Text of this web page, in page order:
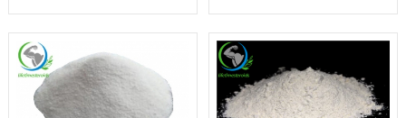
Olieachtige Vloeistof
voor Bodybuilding